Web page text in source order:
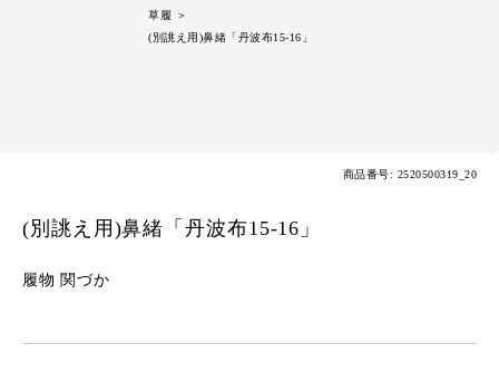
草履
＞
(別誂え用)鼻緒「丹波布15-16」
商品番号: 2520500319_20
(別誂え用)鼻緒「丹波布15-16」
履物 関づか